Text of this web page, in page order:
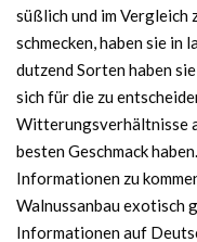
süßlich und im Vergleich
schmecken, haben sie in
dutzend Sorten haben
sich für die zu
Witterungsverhältnisse
besten Geschmack
Informationen zu
Walnussanbau exotisch
Informationen auf